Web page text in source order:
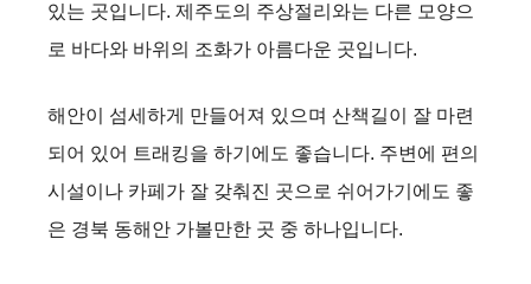
있는 곳입니다. 제주도의 주상절리와는 다른 모양으
로 바다와 바위의 조화가 아름다운 곳입니다.
해안이 섬세하게 만들어져 있으며 산책길이 잘 마련
되어 있어 트래킹을 하기에도 좋습니다. 주변에 편의
시설이나 카페가 잘 갖춰진 곳으로 쉬어가기에도 좋
은 경북 동해안 가볼만한 곳 중 하나입니다.